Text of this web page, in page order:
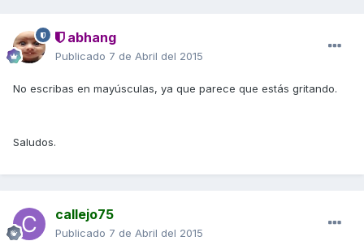
abhang
Publicado 7 de Abril del 2015
No escribas en mayúsculas, ya que parece que estás gritando.
Saludos.
callejo75
Publicado 7 de Abril del 2015